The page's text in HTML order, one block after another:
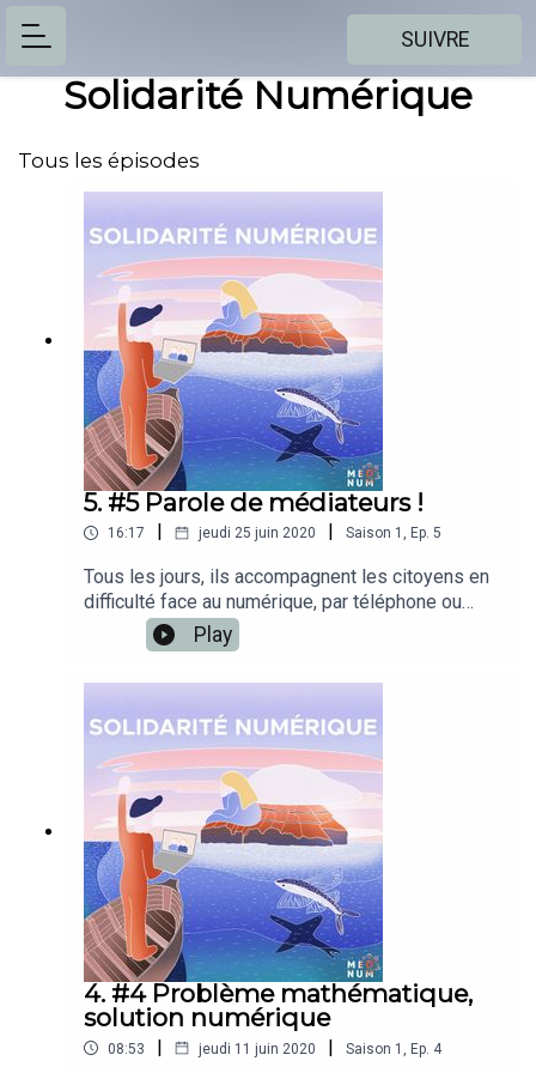
SUIVRE
Solidarité Numérique
Tous les épisodes
5. #5 Parole de médiateurs !
16:17 jeudi 25 juin 2020 Saison 1 , Ep. 5
Tous les jours, ils accompagnent les citoyens en
difficulté face au numérique, par téléphone ou
dans les lieux dans lesquels ils travaillent, et
pourtant c'est un métier peu connu : les
médiateurs numériques.Dans cet épisode,
racontent l’aventure Solidarité Numérique et vous
font découvrir la réalité de leur profession.Un
podcast réalisé par Louie Creative, l'agence de
création de Louie Media, pour la MedNum.
Play
4. #4 Problème mathématique,
solution numérique
08:53 | jeudi 11 juin 2020 | Saison 1 Ep. 4